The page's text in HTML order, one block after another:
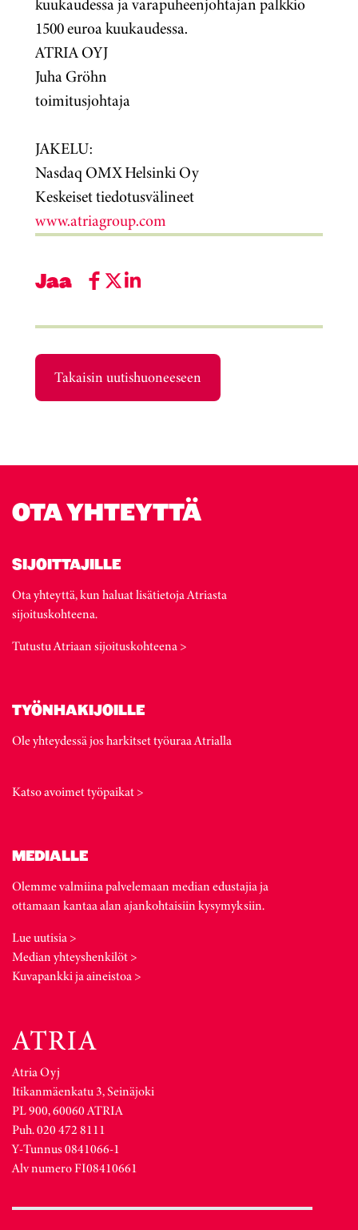
1500 euroa kuukaudessa.
ATRIA OYJ
Juha Gröhn
toimitusjohtaja
JAKELU:
Nasdaq OMX Helsinki Oy
Keskeiset tiedotusvälineet
www.atriagroup.com
Jaa
Takaisin uutishuoneeseen
OTA YHTEYTTÄ
SIJOITTAJILLE
Ota yhteyttä, kun haluat lisätietoja Atriasta
sijoituskohteena.
Tutustu Atriaan sijoituskohteena >
TYÖNHAKIJOILLE
Ole yhteydessä jos harkitset työuraa Atrialla
Katso avoimet työpaikat >
MEDIALLE
Olemme valmiina palvelemaan median edustajia ja
ottamaan kantaa alan ajankohtaisiin kysymyksiin.
Lue uutisia >
Median yhteyshenkilöt >
Kuvapankki ja aineistoa >
Atria Oyj
Itikanmäenkatu 3, Seinäjoki
PL 900, 60060 ATRIA
Puh. 020 472 8111
Y-Tunnus 0841066-1
Alv numero FI08410661